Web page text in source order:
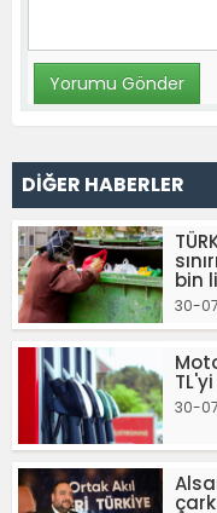
DİĞER HABERLER
bin
30-
30-